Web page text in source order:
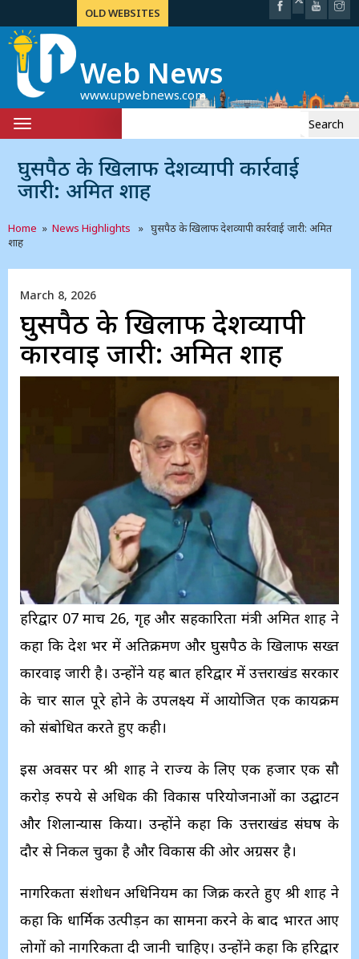
OLD WEBSITES
Web News
www.upwebnews.com
Toggle
navigation
घुसपैठ के खिलाफ देशव्यापी कार्रवाई
जारी: अमित शाह
Home » News Highlights » घुसपैठ के खिलाफ देशव्यापी कार्रवाई जारी: अमित
शाह
March 8, 2026
घुसपैठ के खिलाफ देशव्यापी
कार्रवाई जारी: अमित शाह
हरिद्वार 07 मार्च 26, गृह और सहकारिता मंत्री अमित शाह ने
कहा कि देश भर में अतिक्रमण और घुसपैठ के खिलाफ सख्त
कार्रवाई जारी है। उन्‍होंने यह बात हरिद्वार में उत्तराखंड सरकार
के चार साल पूरे होने के उपलक्ष्य में आयोजित एक कार्यक्रम
को संबोधित करते हुए कही।
इस अवसर पर श्री शाह ने राज्य के लिए एक हजार एक सौ
करोड़ रुपये से अधिक की विकास परियोजनाओं का उद्घाटन
और शिलान्यास किया। उन्होंने कहा कि उत्तराखंड संघर्ष के
दौर से निकल चुका है और विकास की ओर अग्रसर है।
नागरिकता संशोधन अधिनियम का जिक्र करते हुए श्री शाह ने
कहा कि धार्मिक उत्पीड़न का सामना करने के बाद भारत आए
लोगों को नागरिकता दी जानी चाहिए। उन्होंने कहा कि हरिद्वार